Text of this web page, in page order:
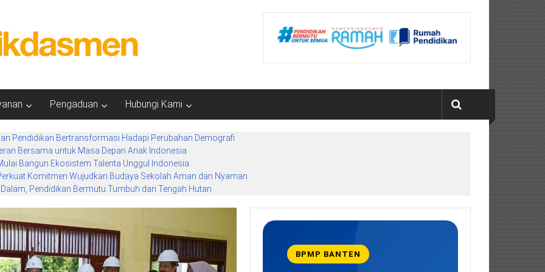
Pengaduan Hubungi Kami
Pendidikan Bertransformasi Hadapi Perubahan Demografi
Bersama untuk Masa Depan Anak Indonesia
Bangun Ekosistem Talenta Unggul Indonesia
Komitmen Wujudkan Budaya Sekolah Aman dan Nyaman
Pendidikan Bermutu Tumbuh dari Tengah Hutan
BPMP BANTEN